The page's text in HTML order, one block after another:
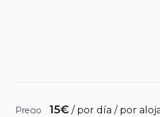
Precio 15€ / por día / por